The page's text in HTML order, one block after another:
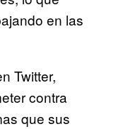
en las
Twitter,
contra
que sus